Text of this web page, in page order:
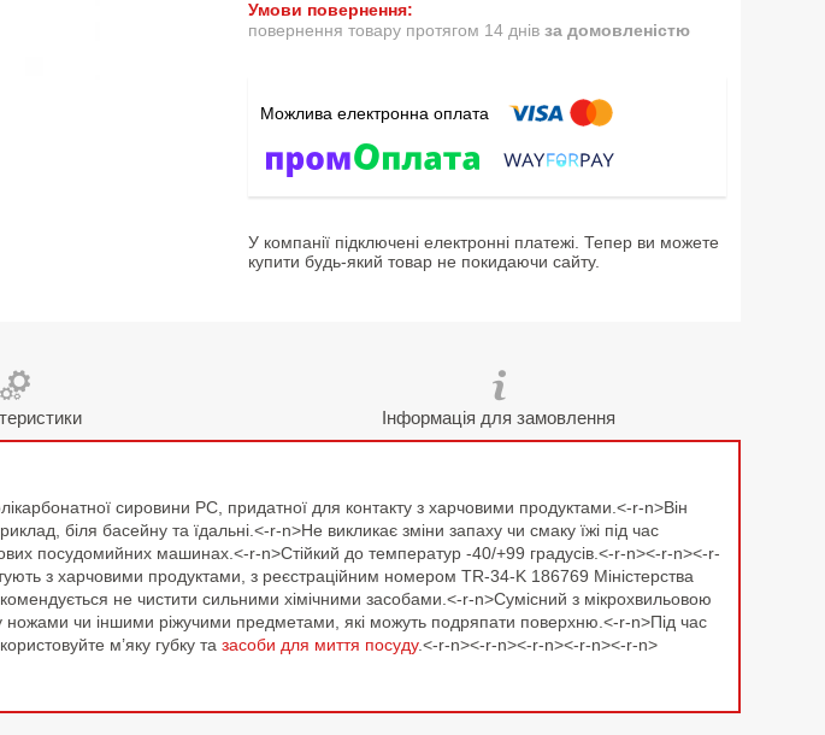
повернення товару протягом 14 днів за домовленістю
У компанії підключені електронні платежі. Тепер ви можете
купити будь-який товар не покидаючи сайту.
Інформація для замовлення
сировини PC, придатної для контакту з харчовими продуктами.<-r-n>Він
біля басейну та їдальні.<-r-n>Не викликає зміни запаху чи смаку їжі під час
посудомийних машинах.<-r-n>Стійкий до температур -40/+99 градусів.<-r-n><-r-n><-r-
з харчовими продуктами, з реєстраційним номером TR-34-K 186769 Міністерства
не чистити сильними хімічними засобами.<-r-n>Сумісний з мікрохвильовою
ножами чи іншими ріжучими предметами, які можуть подряпати поверхню.<-r-n>Під час
м’яку губку та засоби для миття посуду.<-r-n><-r-n><-r-n><-r-n><-r-n>